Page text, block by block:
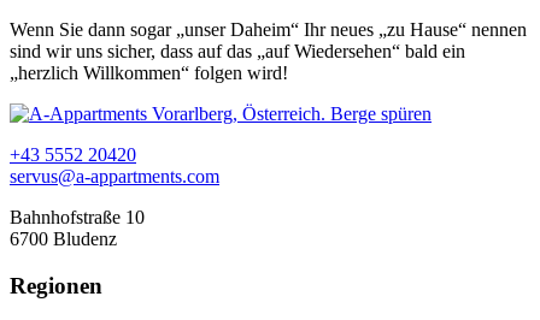
Wenn Sie dann sogar „unser Daheim“ Ihr neues „zu Hause“ nennen
sind wir uns sicher, dass auf das „auf Wiedersehen“ bald ein
„herzlich Willkommen“ folgen wird!
+43 5552 20420
servus@a-appartments.com
Bahnhofstraße 10
6700 Bludenz
Regionen